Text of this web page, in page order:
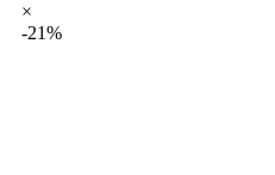
×
-21%